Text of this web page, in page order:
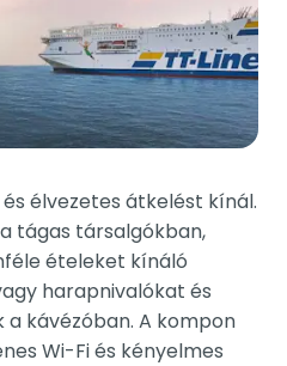
élvezetes átkelést kínál.
tágas társalgókban,
ételeket kínáló
harapnivalókat és
kávézóban. A kompon
Wi-Fi és kényelmes